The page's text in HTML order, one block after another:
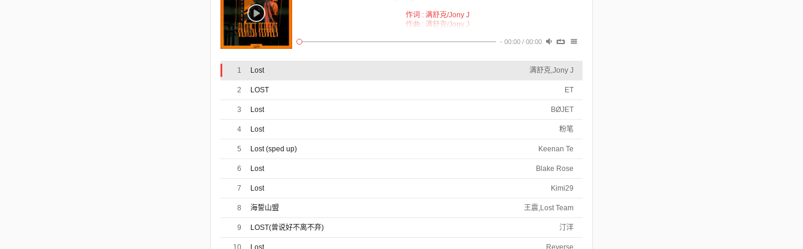
作词 : 满舒克/Jony J
作曲 : 满舒克/Jony J
混音 : Mai
- 00:00 / 00:00
1 Lost 满舒克,Jony J
2 LOST ET
3 Lost BØJET
4 Lost 粉笔
5 Lost (sped up) Keenan Te
6 Lost Blake Rose
7 Lost Kimi29
8 海誓山盟 王震,Lost Team
9 LOST(曾说好不离不弃) 汀洋
10 Lost Reverse